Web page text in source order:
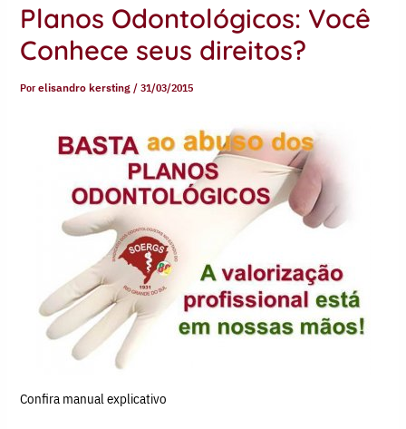
Planos Odontológicos: Você
Conhece seus direitos?
Porelisandro kersting /31/03/2015
Confira manual explicativo